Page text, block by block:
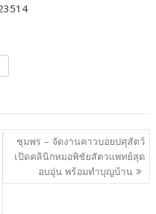
ชุมพร – จัดงานคาวบอยปศุสัตว์
เปิดคลินิกหมอพิชัยสัตวแพทย์สุด
อบอุ่น พร้อมทำบุญบ้าน